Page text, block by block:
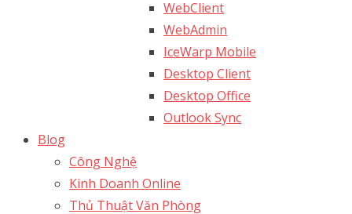
WebClient
WebAdmin
IceWarp Mobile
Desktop Client
Desktop Office
Outlook Sync
Blog
Công Nghệ
Kinh Doanh Online
Thủ Thuật Văn Phòng